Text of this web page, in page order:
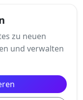
zu neuen
und verwalten